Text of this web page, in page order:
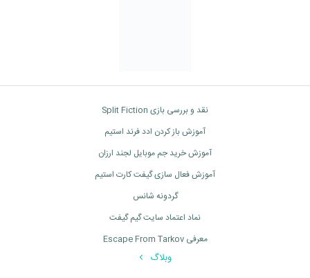
نقد و بررسی بازی Split Fiction
آموزش باز کردن ادد فرند استیم
آموزش خرید جم موبایل لجند ارزان
آموزش فعال سازی گیفت کارت استیم
گردونه شانس
نماد اعتماد سایت گیم گیفت
معرفی Escape From Tarkov
وبلاگ